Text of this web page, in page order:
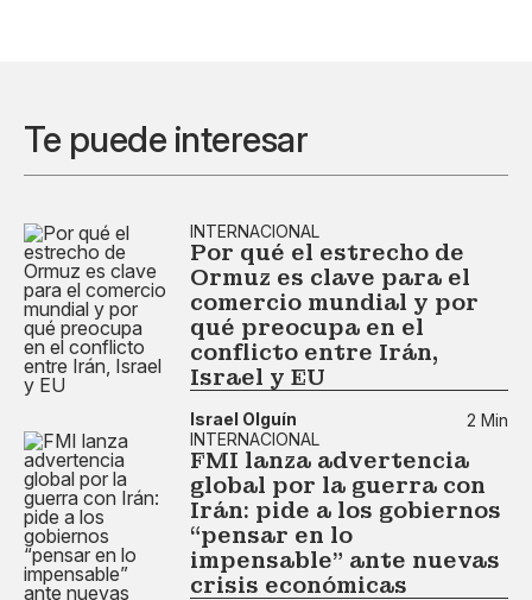
Te puede interesar
INTERNACIONAL
Por qué el estrecho de
Ormuz es clave para el
comercio mundial y por
qué preocupa en el
conflicto entre Irán,
Israel y EU
Israel Olguín
2 Min
INTERNACIONAL
FMI lanza advertencia
global por la guerra con
Irán: pide a los gobiernos
“pensar en lo
impensable” ante nuevas
crisis económicas